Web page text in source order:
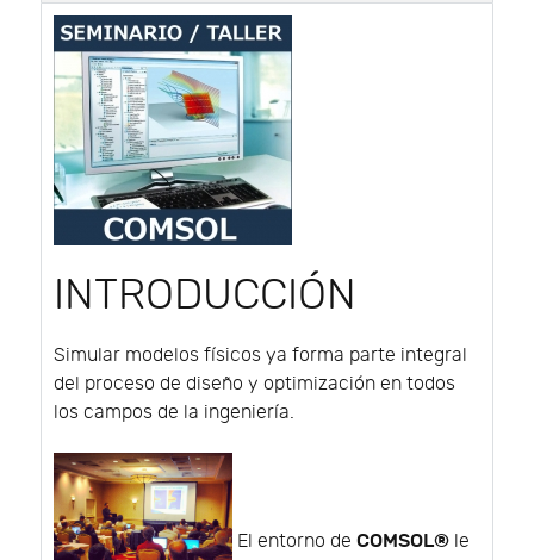
INTRODUCCIÓN
Simular modelos físicos ya forma parte integral
del proceso de diseño y optimización en todos
los campos de la ingeniería.
El entorno de COMSOL® le